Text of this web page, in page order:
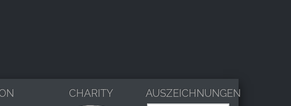
CHARITY AUSZEICHNUNGEN